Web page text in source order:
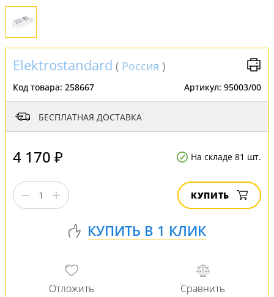
Elektrostandard ( Россия )
Код товара: 258667 Артикул: 95003/00
БЕСПЛАТНАЯ ДОСТАВКА
4 170 ₽ На складе 81 шт.
КУПИТЬ